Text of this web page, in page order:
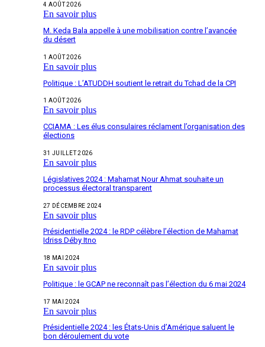
4 AOÛT 2026
En savoir plus
M. Keda Bala appelle à une mobilisation contre l’avancée
du désert
1 AOÛT 2026
En savoir plus
Politique : L’ATUDDH soutient le retrait du Tchad de la CPI
1 AOÛT 2026
En savoir plus
CCIAMA : Les élus consulaires réclament l’organisation des
élections
31 JUILLET 2026
En savoir plus
Législatives 2024 : Mahamat Nour Ahmat souhaite un
processus électoral transparent
27 DÉCEMBRE 2024
En savoir plus
Présidentielle 2024 : le RDP célèbre l’élection de Mahamat
Idriss Déby Itno
18 MAI 2024
En savoir plus
Politique : le GCAP ne reconnaît pas l’élection du 6 mai 2024
17 MAI 2024
En savoir plus
Présidentielle 2024 : les États-Unis d’Amérique saluent le
bon déroulement du vote